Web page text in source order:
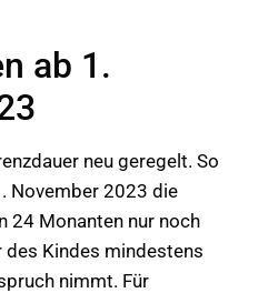
ab 1.
neu geregelt. So
November 2023 die
24 Monanten nur noch
des Kindes mindestens
nimmt. Für